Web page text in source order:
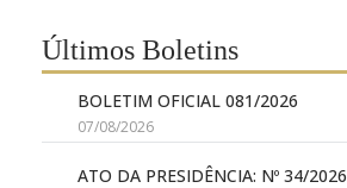
Últimos Boletins
BOLETIM OFICIAL 081/2026
07/08/2026
ATO DA PRESIDÊNCIA: Nº 34/2026